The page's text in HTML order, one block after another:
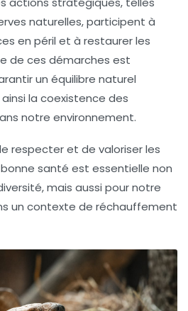
naturelles, participent à
en péril et à restaurer les
de ces démarches est
un équilibre naturel
la coexistence des
notre environnement.
respecter et de valoriser les
santé est essentielle non
mais aussi pour notre
un contexte de réchauffement